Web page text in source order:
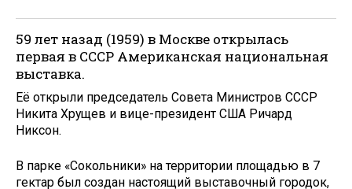
59 лет назад (1959) в Москве открылась
первая в СССР Американская национальная
выставка.
Её открыли председатель Совета Министров СССР
Никита Хрущев и вице-президент США Ричард
Никсон.
В парке «Сокольники» на территории площадью в 7
гектар был создан настоящий выставочный городок,